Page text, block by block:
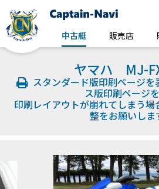
中古艇 販売店
ヤマハ MJ-
スタンダード版印刷ページを
ス版印刷ページ
印刷レイアウトが崩れてしまう
整をお願いしま